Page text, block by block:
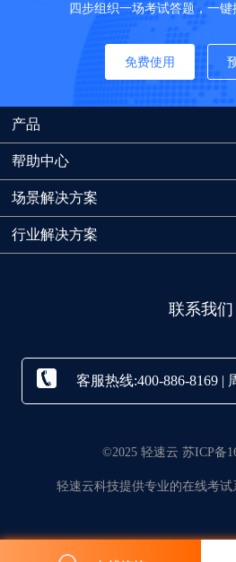
四步组织一场考试答题，一
免费使用
产品
帮助中心
场景解决方案
行业解决方案
联系我们
客服热线:400-886-8169 |
©2025 轻速云 苏ICP备
轻速云科技提供专业的在线考